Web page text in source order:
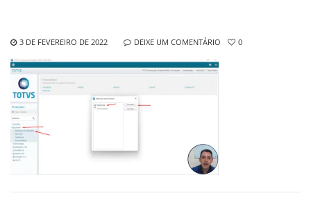
3 DE FEVEREIRO DE 2022 DEIXE UM COMENTÁRIO 0